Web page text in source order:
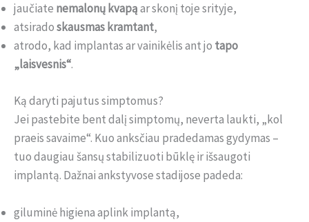
jaučiate nemalonų kvapąar skonį toje srityje,
atsiradoskausmas kramtant,
atrodo, kad implantas ar vainikėlis ant jo tapo
„laisvesnis“.
Ką daryti pajutus simptomus?
Jei pastebite bent dalį simptomų, neverta laukti, „kol
praeis savaime“. Kuo anksčiau pradedamas gydymas –
tuo daugiau šansų stabilizuoti būklę ir išsaugoti
implantą. Dažnai ankstyvose stadijose padeda:
giluminė higiena aplink implantą,